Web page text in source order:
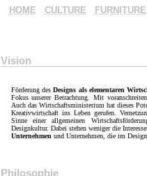
HOME CULTURE FURNITURE
Vision
Förderung desDesigns als elementaren
Fokus unserer Betrachtung. Mit
Auch das Wirtschaftsministerium hat dieses
Kreativwirtschaft ins Leben gerufen.
Sinne einer allgemeinen
Designkultur. Dabei stehen weniger die
Unternehmen und Unternehmen, die im
Philosophie